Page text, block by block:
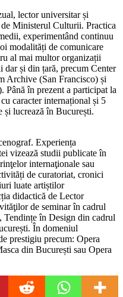
lector universitar și
Ministerul Culturii. Practica
experimentând continuu
modalități de comunicare
al mai multor organizații
și din țară, precum Center
Archive (San Francisco) și
în prezent a participat la
caracter internațional și 5
și lucrează în București.
Experiența
vizează studii publicate în
internaţionale sau
de curatoriat, cronici
luate artiștilor
didactică de Lector
de seminar în cadrul
în Design din cadrul
În domeniul
prestigiu precum: Opera
din București sau Opera